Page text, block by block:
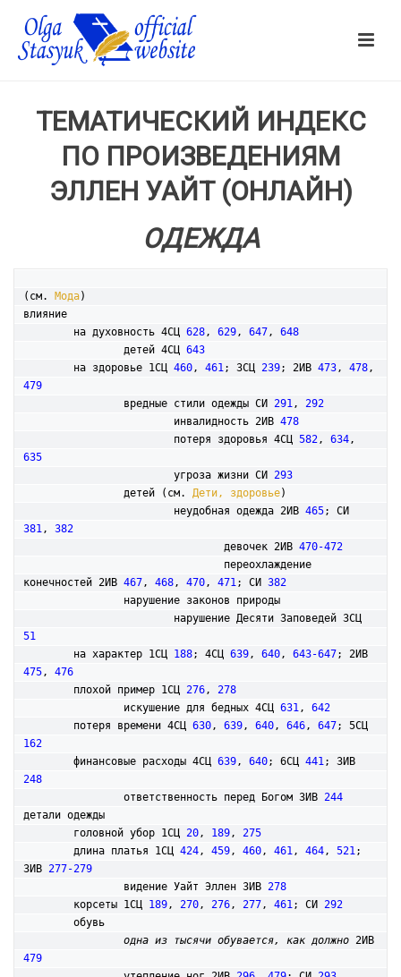
ТЕМАТИЧЕСКИЙ ИНДЕКС
ПО ПРОИЗВЕДЕНИЯМ
ЭЛЛЕН УАЙТ (ОНЛАЙН)
ОДЕЖДА
(см. Мода)
влияние
	на духовность 4СЦ
628, 629, 647, 648
		детей 4СЦ
643
	на здоровье 1СЦ
460, 461; 3СЦ 239; 2ИВ 473, 478
479
		вредные стили одежды СИ
291, 292
			инвалидность 2ИВ
478
			потеря здоровья 4СЦ
582, 634
635
			угроза жизни СИ
293
		детей (см.
Дети, здоровье)
			неудобная одежда 2ИВ
465
381, 382
				девочек 2ИВ
470-472
конечностей 2ИВ 467, 468, 470, 471; СИ 382
51
	на характер 1СЦ
188; 4СЦ 639, 640, 643-647
475, 476
	плохой пример 1СЦ
276, 278
		искушение для бедных 4СЦ
631, 642
	потеря времени 4СЦ
630, 639, 640, 646, 647
162
	финансовые расходы 4СЦ
639, 640; 6СЦ 441
248
		ответственность перед Богом 3ИВ
244
детали одежды
	головной убор 1СЦ
20, 189, 275
	длина платья 1СЦ
424, 459, 460, 461, 464, 521;
3ИВ 277-279
		видение Уайт Эллен 3ИВ
278
	корсеты 1СЦ
189, 270, 276, 277, 461; СИ 292
одна из тысячи обувается, как должно
479